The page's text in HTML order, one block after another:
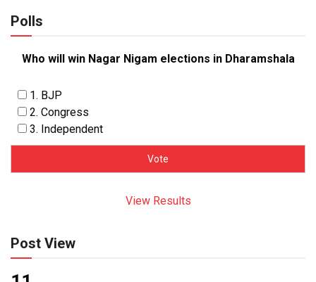
Polls
Who will win Nagar Nigam elections in Dharamshala
1. BJP
2. Congress
3. Independent
View Results
Post View